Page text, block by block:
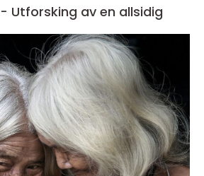
Utforsking av en allsidig